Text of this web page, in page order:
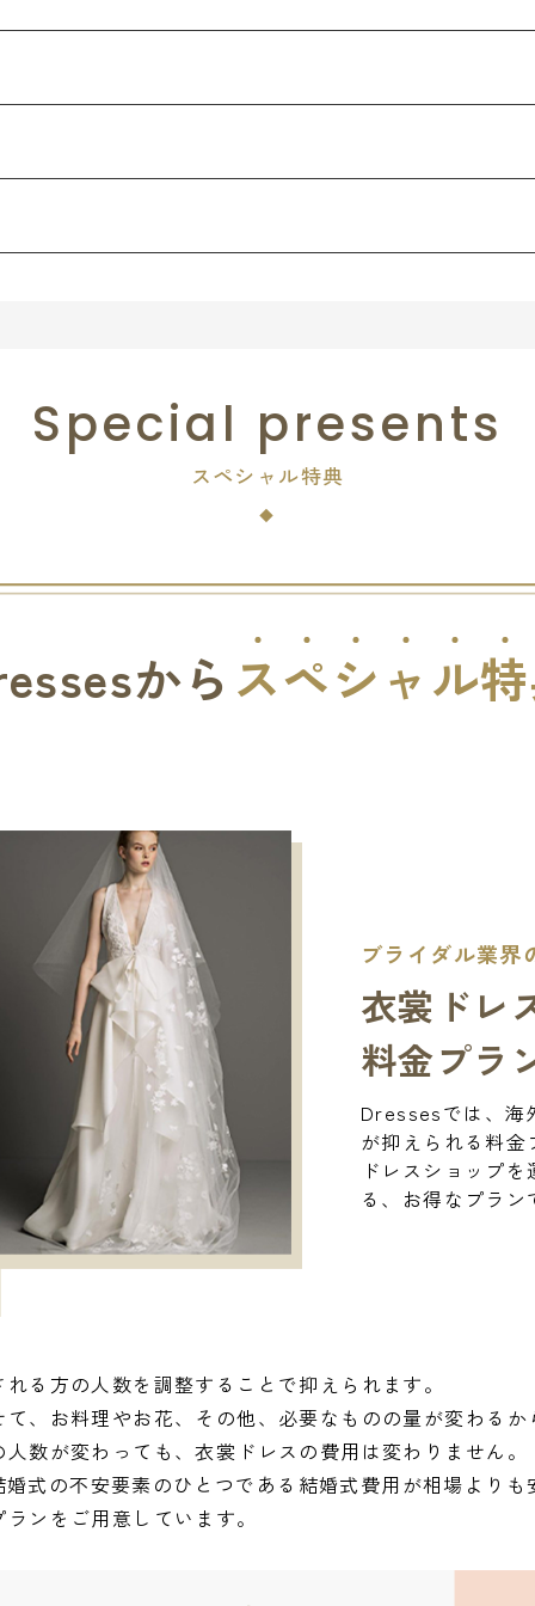
Special presents
スペシャル特典
から スペシャル特
ブライダル業
衣裳ドレ
料金プラ
Dressesでは、海
が抑えられる料
ドレスショップ
る、お得なプラン
る方の人数を調整することで抑えられます。
、お料理やお花、その他、必要なものの量が変わるか
数が変わっても、衣裳ドレスの費用は変わりません。
式の不安要素のひとつである結婚式費用が相場より
ンをご用意しています。